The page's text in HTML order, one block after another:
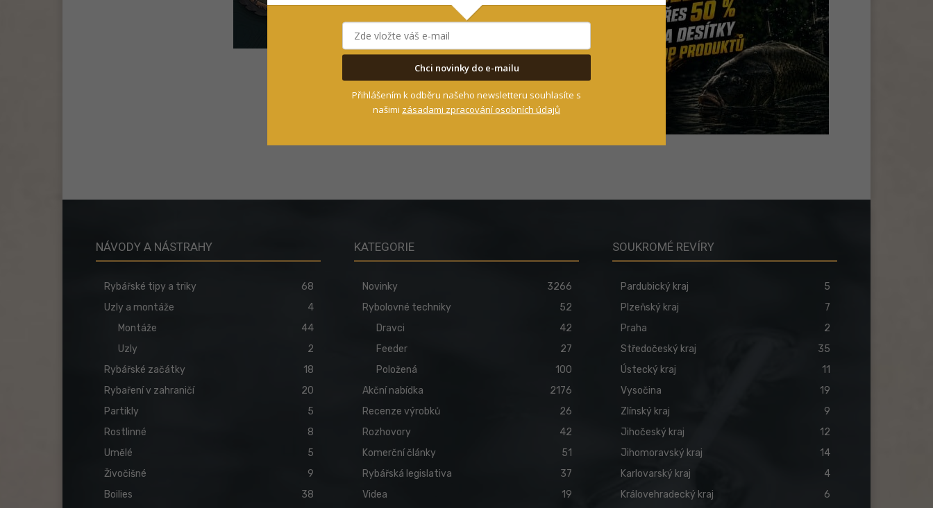
NÁVODY A NÁSTRAHY
Rybářské tipy a triky
68
Uzly a montáže
4
Montáže
44
Uzly
2
Rybářské začátky
18
Rybaření v zahraničí
20
Partikly
5
Rostlinné
8
Umělé
5
Živočišné
9
Boilies
38
KATEGORIE
Novinky
3266
Rybolovné techniky
52
Dravci
42
Feeder
27
Položená
100
Akční nabídka
2176
Recenze výrobků
26
Rozhovory
42
Komerční články
51
Rybářská legislativa
37
Videa
19
SOUKROMÉ REVÍRY
Pardubický kraj
5
Plzeňský kraj
7
Praha
2
Středočeský kraj
35
Ústecký kraj
11
Vysočina
19
Zlínský kraj
9
Jihočeský kraj
12
Jihomoravský kraj
14
Karlovarský kraj
4
Královehradecký kraj
6
Chci novinky do e-mailu
Přihlášením k odběru našeho newsletteru souhlasíte s
našimi zásadami zpracování osobních údajů